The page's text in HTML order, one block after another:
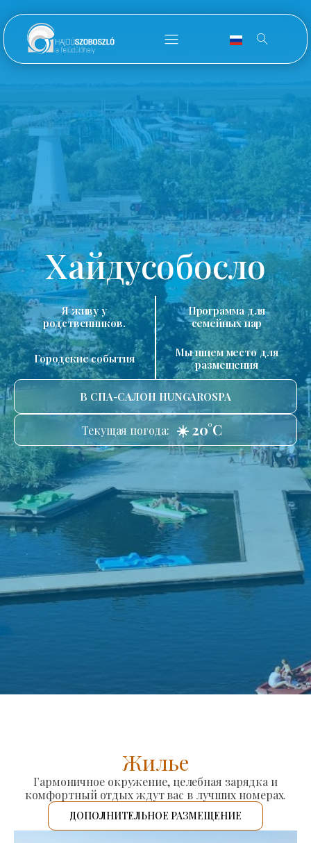
Хайдусобосло
Я живу у
родственников.
Программа для
семейных пар
Городские события
Мы ищем место для
размещения
В СПА-САЛОН HUNGAROSPA
Текущая погода: ☀️ 20°C
Жилье
Гармоничное окружение, целебная зарядка и
комфортный отдых ждут вас в лучших номерах.
ДОПОЛНИТЕЛЬНОЕ РАЗМЕЩЕНИЕ